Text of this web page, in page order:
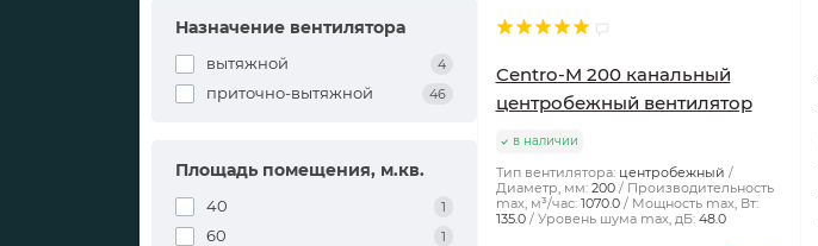
Назначение вентилятора
вытяжной 4
приточно-вытяжной 46
Площадь помещения, м.кв.
40 1
60 1
Centro-M 200 канальный
центробежный вентилятор
в наличии
Тип вентилятора: центробежный
Диаметр, мм: 200
Производительность
max, м³/час: 1070.0
Мощность max, Вт:
135.0
Уровень шума max, дБ: 48.0